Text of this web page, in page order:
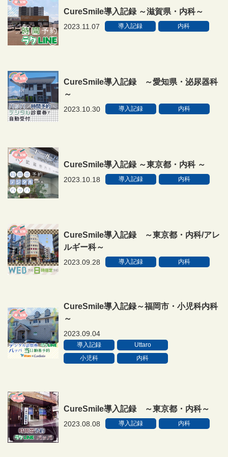
CureSmile導入記録 ～滋賀県・内科～
2023.11.07 導入記録 内科
CureSmile導入記録 ～愛知県・泌尿器科
～
2023.10.30 導入記録 内科
CureSmile導入記録 ～東京都・内科 ～
2023.10.18 導入記録 内科
CureSmile導入記録 ～東京都・内科/アレ
ルギー科～
2023.09.28 導入記録 内科
CureSmile導入記録～福岡市・小児科内科
～
2023.09.04
導入記録
Uttaro
小児科
内科
CureSmile導入記録 ～東京都・内科～
2023.08.08 導入記録 内科